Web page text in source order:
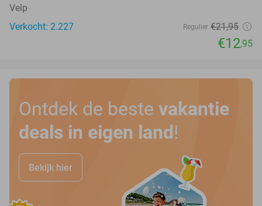
Velp
Verkocht: 2.227
Regulier €21,95
€12,95
Ontdek de beste vakantie
deals in eigen land!
Bekijk hier